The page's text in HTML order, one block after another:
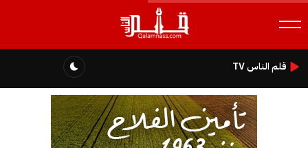
قلم الناس TV